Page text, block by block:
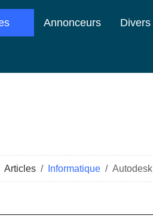
Annonceurs Divers
Articles Informatique